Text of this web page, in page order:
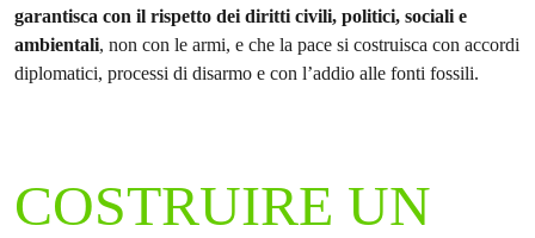
garantisca con il rispetto dei diritti civili, politici, sociali e
ambientali, non con le armi, e che la pace si costruisca con accordi
diplomatici, processi di disarmo e con l’addio alle fonti fossili.
COSTRUIRE UN